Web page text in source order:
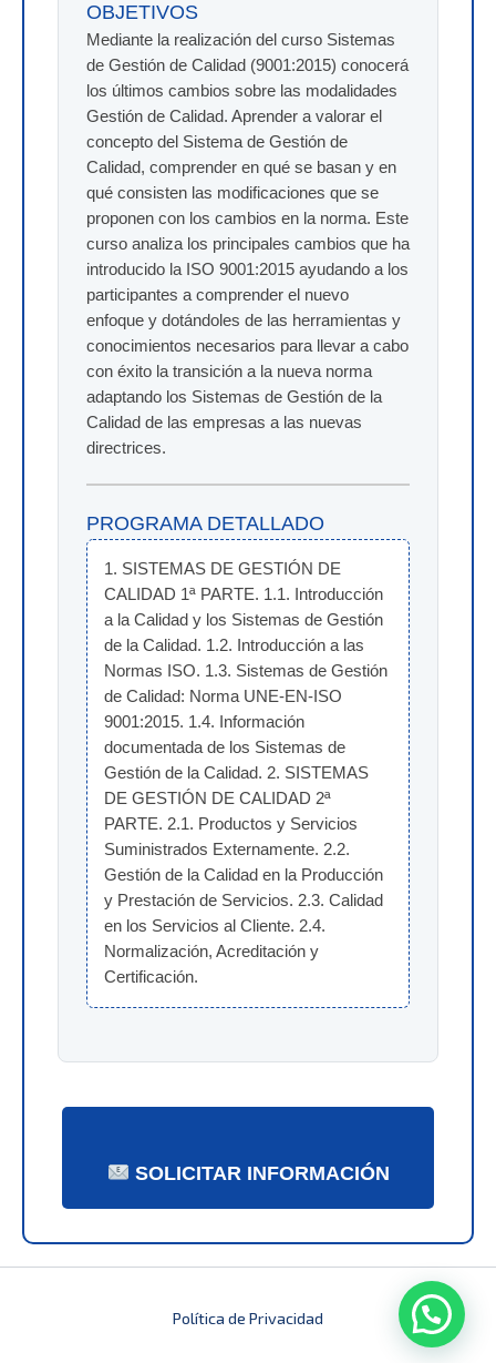
OBJETIVOS
Mediante la realización del curso Sistemas
de Gestión de Calidad (9001:2015) conocerá
los últimos cambios sobre las modalidades
Gestión de Calidad. Aprender a valorar el
concepto del Sistema de Gestión de
Calidad, comprender en qué se basan y en
qué consisten las modificaciones que se
proponen con los cambios en la norma. Este
curso analiza los principales cambios que ha
introducido la ISO 9001:2015 ayudando a los
participantes a comprender el nuevo
enfoque y dotándoles de las herramientas y
conocimientos necesarios para llevar a cabo
con éxito la transición a la nueva norma
adaptando los Sistemas de Gestión de la
Calidad de las empresas a las nuevas
directrices.
PROGRAMA DETALLADO
1. SISTEMAS DE GESTIÓN DE
CALIDAD 1ª PARTE. 1.1. Introducción
a la Calidad y los Sistemas de Gestión
de la Calidad. 1.2. Introducción a las
Normas ISO. 1.3. Sistemas de Gestión
de Calidad: Norma UNE-EN-ISO
9001:2015. 1.4. Información
documentada de los Sistemas de
Gestión de la Calidad. 2. SISTEMAS
DE GESTIÓN DE CALIDAD 2ª
PARTE. 2.1. Productos y Servicios
Suministrados Externamente. 2.2.
Gestión de la Calidad en la Producción
y Prestación de Servicios. 2.3. Calidad
en los Servicios al Cliente. 2.4.
Normalización, Acreditación y
Certificación.
SOLICITAR INFORMACIÓN
Política de Privacidad